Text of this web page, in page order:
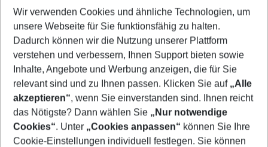
Select your date range
10/08/26–08/08/27 5-8 nights
Who will travel
2 adults No children
Show more filter
Wir verwenden Cookies und ähnliche Technologien, um
unsere Webseite für Sie funktionsfähig zu halten.
Dadurch können wir die Nutzung unserer Plattform
verstehen und verbessern, Ihnen Support bieten sowie
Inhalte, Angebote und Werbung anzeigen, die für Sie
relevant sind und zu Ihnen passen. Klicken Sie auf „Alle
akzeptieren“, wenn Sie einverstanden sind. Ihnen reicht
das Nötigste? Dann wählen Sie „Nur notwendige
Cookies“. Unter „Cookies anpassen“ können Sie Ihre
Cookie-Einstellungen individuell festlegen. Sie können